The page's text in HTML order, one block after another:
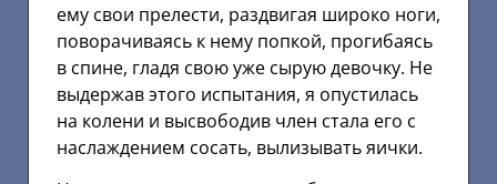
ему свои прелести, раздвигая широко ноги,
поворачиваясь к нему попкой, прогибаясь
в спине, гладя свою уже сырую девочку. Не
выдержав этого испытания, я опустилась
на колени и высвободив член стала его с
наслаждением сосать, вылизывать яички.